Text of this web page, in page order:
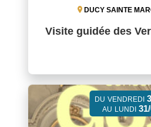
DUCY SAINTE
Visite guidée des
DU VENDREDI
AU LUNDI